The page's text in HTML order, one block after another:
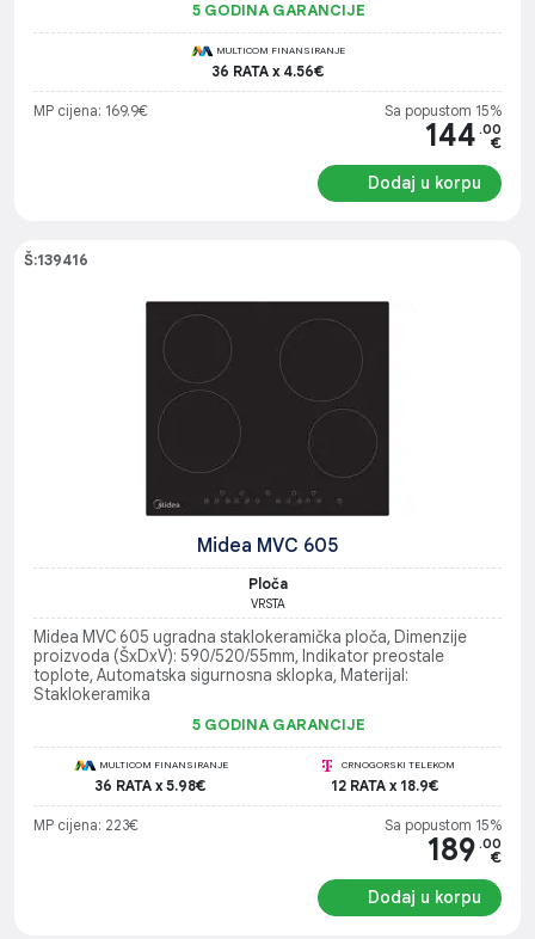
5 GODINA GARANCIJE
MULTICOM FINANSIRANJE
36 RATA x 4.56€
MP cijena: 169.9€ Sa popustom 15%
144 .00
€
Dodaj u korpu
Š:139416
Midea MVC 605
Ploča
VRSTA
Midea MVC 605 ugradna staklokeramička ploča, Dimenzije
proizvoda (ŠxDxV): 590/520/55mm, Indikator preostale
toplote, Automatska sigurnosna sklopka, Materijal:
Staklokeramika
5 GODINA GARANCIJE
MULTICOM FINANSIRANJE
36 RATA x 5.98€
CRNOGORSKI TELEKOM
12 RATA x 18.9€
MP cijena: 223€ Sa popustom 15%
189 .00
€
Dodaj u korpu